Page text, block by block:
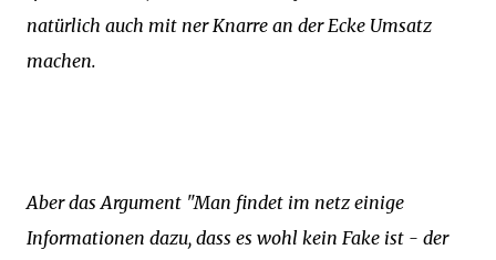
natürlich auch mit ner Knarre an der Ecke Umsatz
machen.
Aber das Argument "Man findet im netz einige
Informationen dazu, dass es wohl kein Fake ist - der